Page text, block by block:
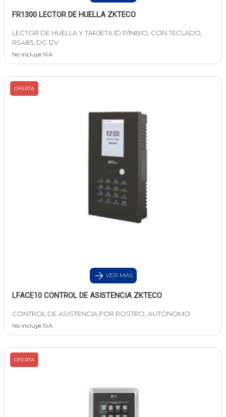
FR1300 LECTOR DE HUELLA ZKTECO
LECTOR DE HUELLA Y TARJETA ID P/INBIO, CON TECLADO,
RS485, DC 12V
No incluye IVA
OFERTA
VER MAS
LFACE10 CONTROL DE ASISTENCIA ZKTECO
CONTROL DE ASISTENCIA POR ROSTRO, AUTÓNOMO
No incluye IVA
OFERTA